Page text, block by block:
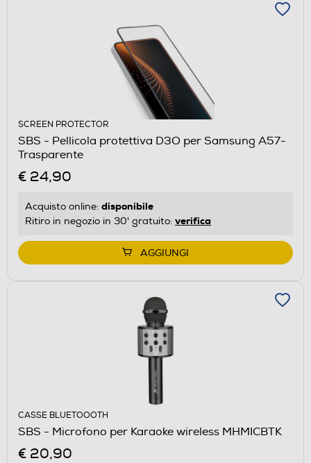
SCREEN PROTECTOR
SBS - Pellicola protettiva D3O per Samsung A57-
Trasparente
€ 24,90
Acquisto online: disponibile
Ritiro in negozio in 30' gratuito: verifica
AGGIUNGI
CASSE BLUETOOOTH
SBS - Microfono per Karaoke wireless MHMICBTK
€ 20,90